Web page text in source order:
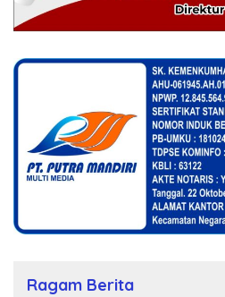
Ragam Berita